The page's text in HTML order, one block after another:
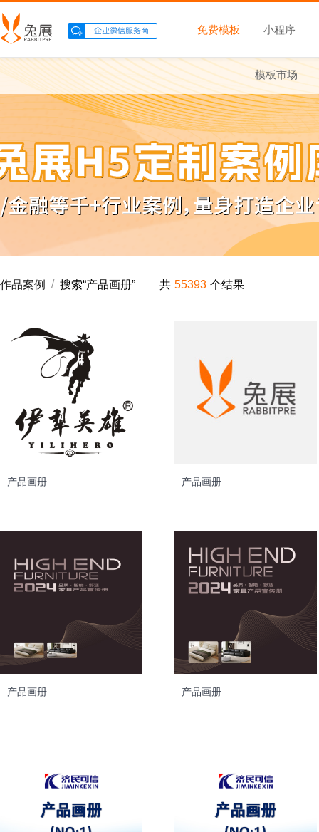
免费模板 小程序
模板市场
作品案例 / 搜索“产品画册” 共 55393 个结果
产品画册 产品画册
产品画册 产品画册